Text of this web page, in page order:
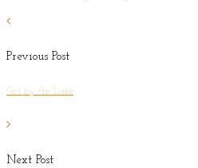
Previous Post
Girl by the Lake
Next Post